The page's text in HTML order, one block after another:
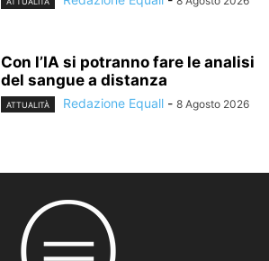
Con l’IA si potranno fare le analisi
del sangue a distanza
ATTUALITÀ Redazione Equall - 8 Agosto 2026